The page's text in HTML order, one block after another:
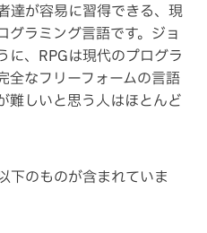
達が容易に習得できる、現
ラミング言語です。ジョ
に、RPGは現代のプログラ
全なフリーフォームの言語
難しいと思う人はほとんど
下のものが含まれていま